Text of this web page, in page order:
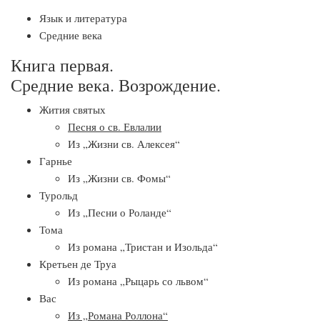
Язык и литература
Средние века
Книга первая.
Средние века. Возрождение.
Жития святых
Песня о св. Евлалии
Из „Жизни св. Алексея“
Гарнье
Из „Жизни св. Фомы“
Турольд
Из „Песни о Роланде“
Тома
Из романа „Тристан и Изольда“
Кретьен де Труа
Из романа „Рыцарь со львом“
Вас
Из „Романа Роллона“